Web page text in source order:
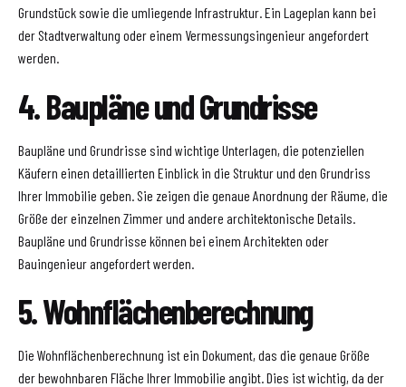
Grundstück sowie die umliegende Infrastruktur. Ein Lageplan kann bei
der Stadtverwaltung oder einem Vermessungsingenieur angefordert
werden.
4. Baupläne und Grundrisse
Baupläne und Grundrisse sind wichtige Unterlagen, die potenziellen
Käufern einen detaillierten Einblick in die Struktur und den Grundriss
Ihrer Immobilie geben. Sie zeigen die genaue Anordnung der Räume, die
Größe der einzelnen Zimmer und andere architektonische Details.
Baupläne und Grundrisse können bei einem Architekten oder
Bauingenieur angefordert werden.
5. Wohnflächenberechnung
Die Wohnflächenberechnung ist ein Dokument, das die genaue Größe
der bewohnbaren Fläche Ihrer Immobilie angibt. Dies ist wichtig, da der